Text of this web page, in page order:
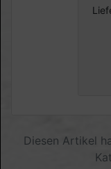
Diesen Artikel